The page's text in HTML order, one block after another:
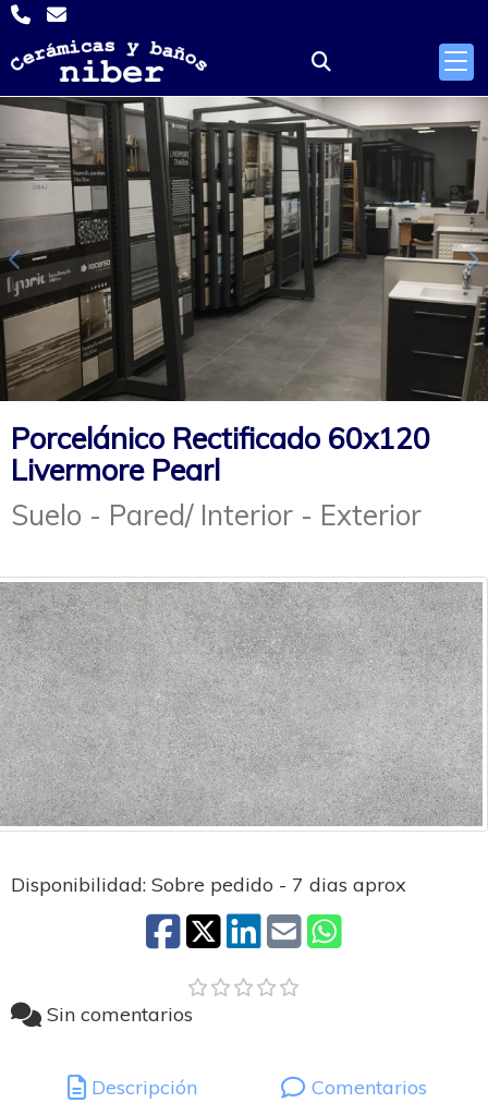
Anterior
Porcelánico Rectificado 60x120
Livermore Pearl
Suelo - Pared/ Interior - Exterior
Disponibilidad: Sobre pedido - 7 dias aprox
Sin comentarios
Descripción Comentarios